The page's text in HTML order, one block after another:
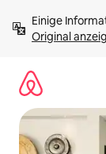
Inhalten
springenOriginal